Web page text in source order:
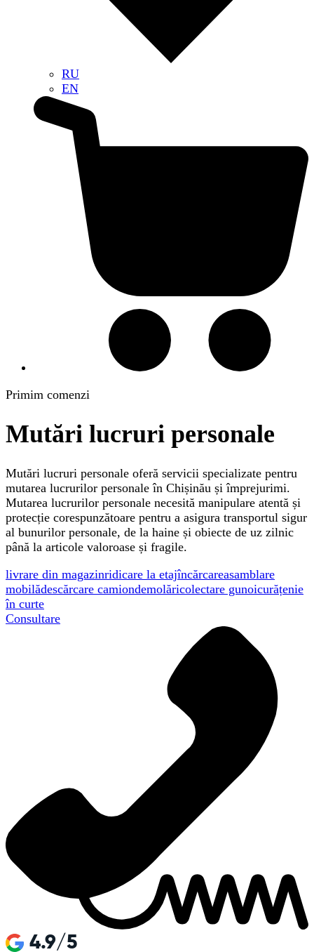
RU
EN
Primim comenzi
Mutări lucruri personale
Mutări lucruri personale oferă servicii specializate pentru
mutarea lucrurilor personale în Chișinău și împrejurimi.
Mutarea lucrurilor personale necesită manipulare atentă și
protecție corespunzătoare pentru a asigura transportul sigur
al bunurilor personale, de la haine și obiecte de uz zilnic
până la articole valoroase și fragile.
livrare din magazinridicare la etajîncărcareasamblare
mobilădescărcare camiondemolăricolectare gunoicurățenie
în curte
Consultare
4.9/5